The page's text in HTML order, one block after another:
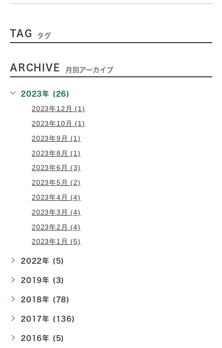
TAG タグ
ARCHIVE 月別アーカイブ
2023年 (26)
2023年12月 (1)
2023年10月 (1)
2023年9月 (1)
2023年8月 (1)
2023年6月 (3)
2023年5月 (2)
2023年4月 (4)
2023年3月 (4)
2023年2月 (4)
2023年1月 (5)
2022年 (5)
2019年 (3)
2018年 (78)
2017年 (136)
2016年 (5)